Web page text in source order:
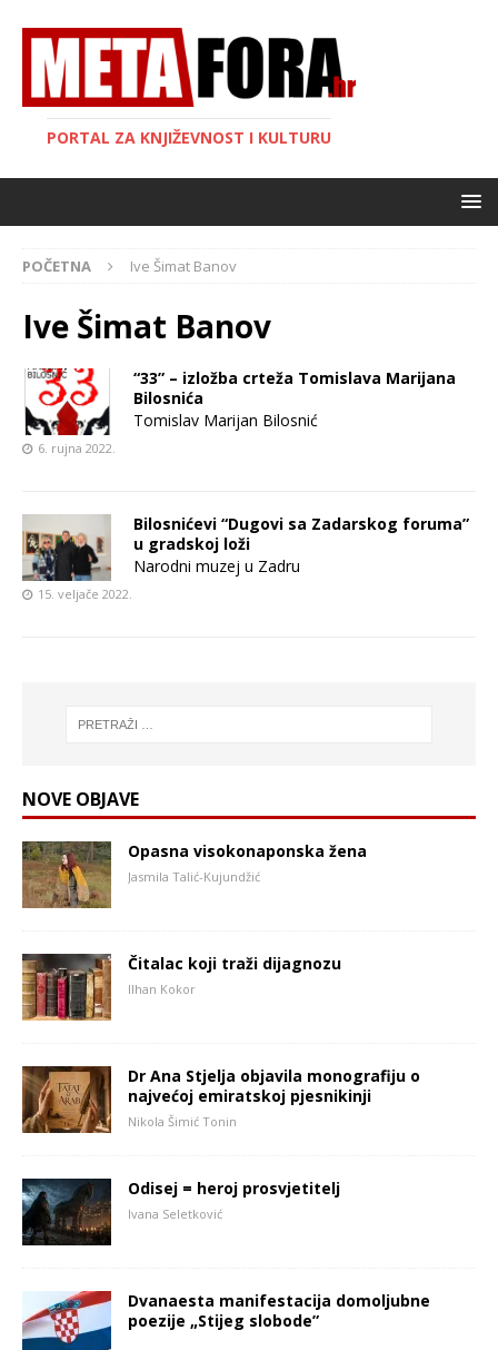
PORTAL ZA KNJIŽEVNOST I KULTURU
POČETNA Ive Šimat Banov
Ive Šimat Banov
“33” – izložba crteža Tomislava Marijana
Bilosnića
Tomislav Marijan Bilosnić
6. rujna 2022.
Bilosnićevi “Dugovi sa Zadarskog foruma”
u gradskoj loži
Narodni muzej u Zadru
15. veljače 2022.
NOVE OBJAVE
Opasna visokonaponska žena
Jasmila Talić-Kujundžić
Čitalac koji traži dijagnozu
Ilhan Kokor
Dr Ana Stjelja objavila monografiju o
najvećoj emiratskoj pjesnikinji
Nikola Šimić Tonin
Odisej = heroj prosvjetitelj
Ivana Seletković
Dvanaesta manifestacija domoljubne
poezije „Stijeg slobode”